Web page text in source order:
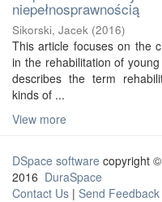
niepełnosprawnością
Sikorski, Jacek (2016)
This article focuses on the
in the rehabilitation of
describes the term
kinds of ...
View more
DSpace software copyright
2016 DuraSpace
Contact Us | Send Feedback